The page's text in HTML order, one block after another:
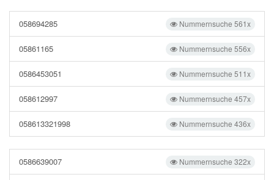
Nummernsuche 561x
058694285
Nummernsuche 556x
05861165
Nummernsuche 511x
0586453051
Nummernsuche 457x
058612997
Nummernsuche 436x
058613321998
Nummernsuche 322x
0586639007